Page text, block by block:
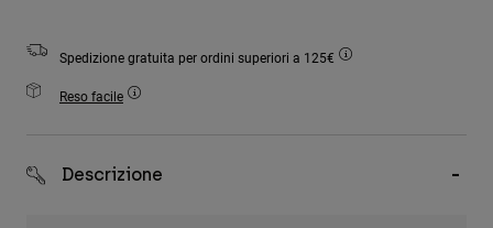
Tutti gli accessori
Borse e zaini
Vedi tutto
Spedizione gratuita per ordini superiori a 125€
Reso facile
Descrizione